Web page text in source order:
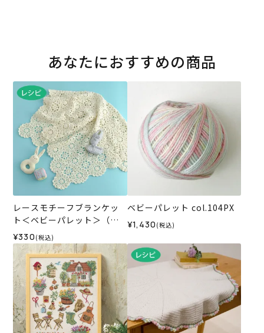
あなたにおすすめの商品
レースモチーフブランケッ
ト＜ベビーパレット＞（レ
シピ）
¥330 (税込)
ベビーパレット col.104PX
¥1,430 (税込)